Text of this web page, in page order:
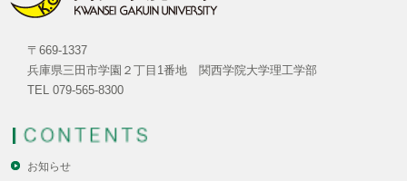
〒669-1337
兵庫県三田市学園２丁目1番地 関西学院大学理工学部
TEL 079-565-8300
お知らせ